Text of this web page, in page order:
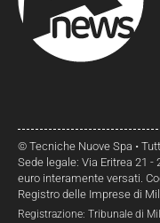
© Tecniche Nuove Spa •
Sede legale: Via Eritrea 21
euro interamente versati.
Registro delle Imprese di
Registrazione: Tribunale di